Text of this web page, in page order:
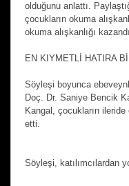
olduğunu anlattı.
çocukların okuma
okuma alışkanlığı
EN KIYMETLİ HATIRA
Söyleşi boyunca
Doç. Dr. Saniye Bencik
Kangal, çocukların
etti.
Söyleşi, katılımcılardan